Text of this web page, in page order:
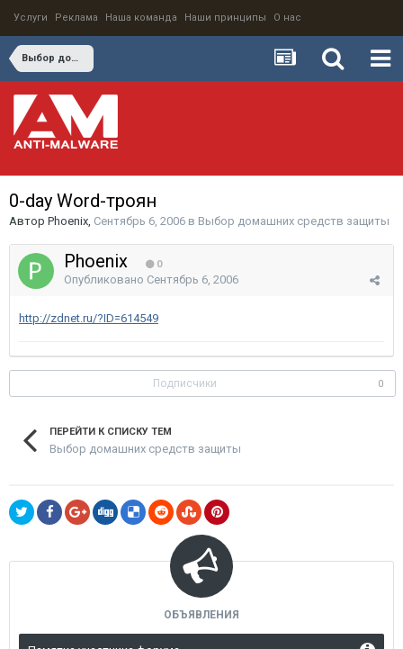
Услуги Реклама Наша команда Наши принципы О нас
Выбор домашних средств защиты
0-day Word-троян
Автор Phoenix, Сентябрь 6, 2006 в Выбор домашних средств защиты
Phoenix 0
Опубликовано Сентябрь 6, 2006
http://zdnet.ru/?ID=614549
Подписчики 0
ПЕРЕЙТИ К СПИСКУ ТЕМ
Выбор домашних средств защиты
ОБЪЯВЛЕНИЯ